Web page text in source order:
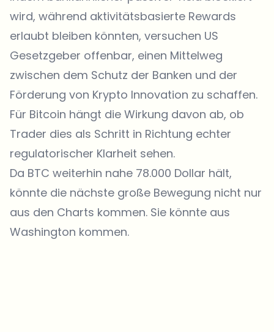
wird, während aktivitätsbasierte Rewards
erlaubt bleiben könnten, versuchen US
Gesetzgeber offenbar, einen Mittelweg
zwischen dem Schutz der Banken und der
Förderung von Krypto Innovation zu schaffen.
Für Bitcoin hängt die Wirkung davon ab, ob
Trader dies als Schritt in Richtung echter
regulatorischer Klarheit sehen.
Da BTC weiterhin nahe 78.000 Dollar hält,
könnte die nächste große Bewegung nicht nur
aus den Charts kommen. Sie könnte aus
Washington kommen.